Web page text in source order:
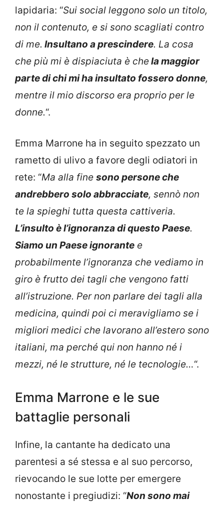
lapidaria: “Sui social leggono solo un titolo,
non il contenuto, e si sono scagliati contro
di me. Insultano a prescindere. La cosa
che più mi è dispiaciuta è chela maggior
parte di chi mi ha insultato fossero donne,
mentre il mio discorso era proprio per le
donne.“.
Emma Marrone ha in seguito spezzato un
rametto di ulivo a favore degli odiatori in
rete: “Ma alla fine sono persone che
andrebbero solo abbracciate, sennò non
te la spieghi tutta questa cattiveria.
L’insulto è l’ignoranza di questo Paese.
Siamo un Paese ignorante e
probabilmente l’ignoranza che vediamo in
giro è frutto dei tagli che vengono fatti
all’istruzione. Per non parlare dei tagli alla
medicina, quindi poi ci meravigliamo se i
migliori medici che lavorano all’estero sono
italiani, ma perché qui non hanno né i
mezzi, né le strutture, né le tecnologie…“.
Emma Marrone e le sue
battaglie personali
Infine, la cantante ha dedicato una
parentesi a sé stessa e al suo percorso,
rievocando le sue lotte per emergere
nonostante i pregiudizi: “Non sono mai